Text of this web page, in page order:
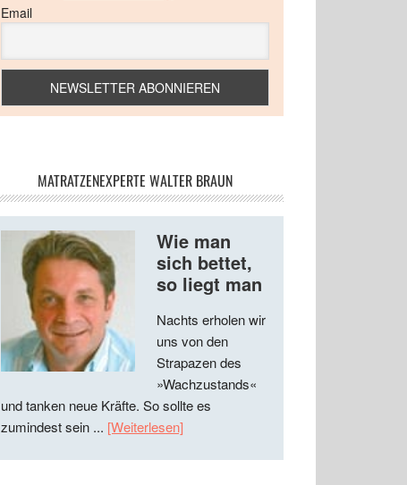
Email
MATRATZENEXPERTE WALTER BRAUN
Wie man
sich bettet,
so liegt man
Nachts erholen wir
uns von den
Strapazen des
»Wachzustands«
und tanken neue Kräfte. So sollte es
zumindest sein ... [Weiterlesen]